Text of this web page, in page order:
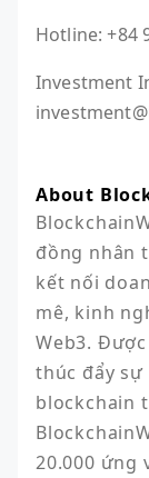
Hotline: +84
Investment
About
đồng nhân
kết nối
mê, kinh
Web3.
thúc đẩy
blockchain
20.000 ứng